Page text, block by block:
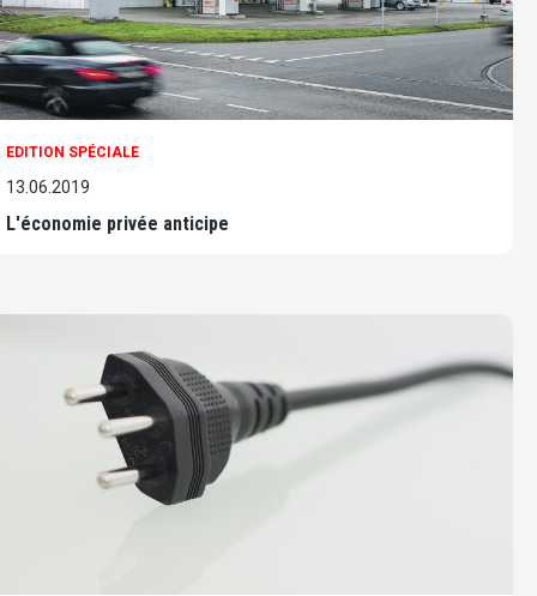
EDITION SPÉCIALE
13.06.2019
L'économie privée anticipe